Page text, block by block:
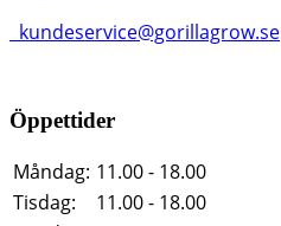
kundeservice@gorillagrow.se
Öppettider
Måndag: 11.00 - 18.00
Tisdag:
11.00 - 18.00